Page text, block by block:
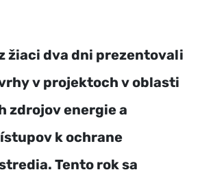
žiaci dva dni prezentovali
v projektoch v oblasti
zdrojov energie a
k ochrane
Tento rok sa